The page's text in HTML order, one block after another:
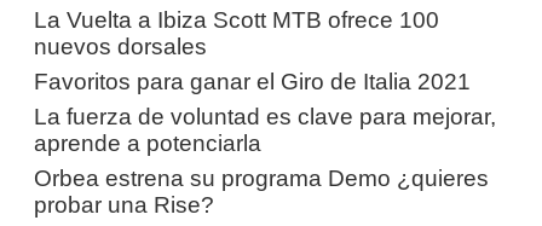
La Vuelta a Ibiza Scott MTB ofrece 100
nuevos dorsales
Favoritos para ganar el Giro de Italia 2021
La fuerza de voluntad es clave para mejorar,
aprende a potenciarla
Orbea estrena su programa Demo ¿quieres
probar una Rise?